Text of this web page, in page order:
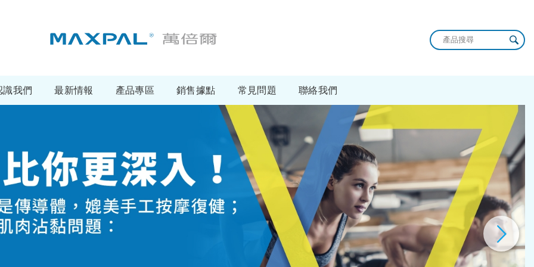
識我們 最新情報 產品專區 銷售據點 常見問題 聯絡我們